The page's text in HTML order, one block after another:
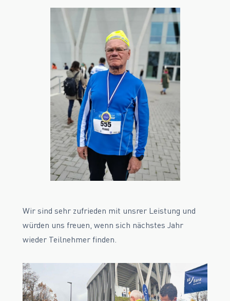
Wir sind sehr zufrieden mit unsrer Leistung und
würden uns freuen, wenn sich nächstes Jahr
wieder Teilnehmer finden.